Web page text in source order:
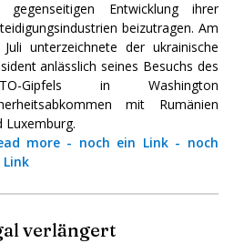
gegenseitigen Entwicklung ihrer
beizutragen. Am
Juli unterzeichnete der ukrainische
anlässlich seines Besuchs des
Gipfels in Washington
mit Rumänien
Luxemburg.
more- noch ein Link- noch
Link
verlängert